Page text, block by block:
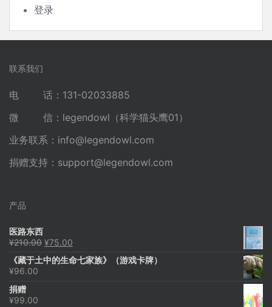
登录
联系我们
电 话：131-02033885
微 信：legendowl（科学猫头鹰01）
业务联系： info@legendowl.com
捐赠支持： support@legendowl.com
产品
医路东西
¥210.00 原
为：
¥75.00
价
《藏于土中的生命七家族》（游戏卡牌）
¥96.00
捐赠
¥99.00